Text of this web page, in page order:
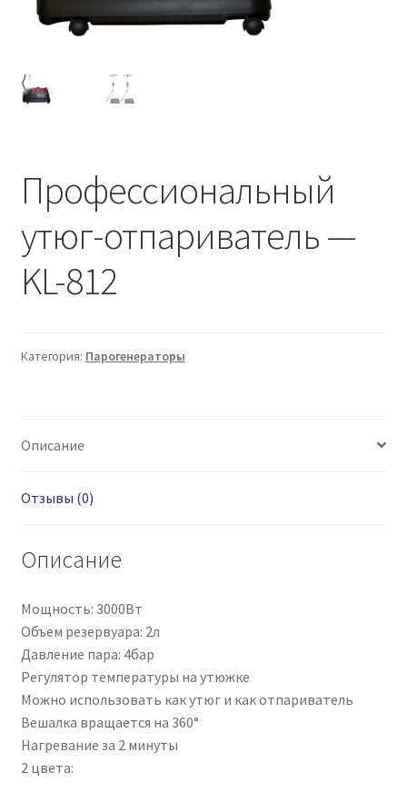
Профессиональный
утюг-отпариватель —
KL-812
Категория: Парогенераторы
Описание
Отзывы (0)
Описание
Мощность: 3000Вт
Объем резервуара: 2л
Давление пара: 4бар
Регулятор температуры на утюжке
Можно использовать как утюг и как отпариватель
Вешалка вращается на 360°
Нагревание за 2 минуты
2 цвета: